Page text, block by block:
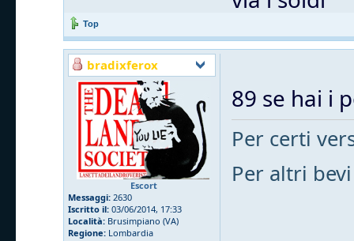
Top
bradixferox
Escort
Messaggi: 2630
Iscritto il: 03/06/2014, 17:33
Località: Brusimpiano (VA)
Regione: Lombardia
89 se hai i
Per certi
Per altri bevi